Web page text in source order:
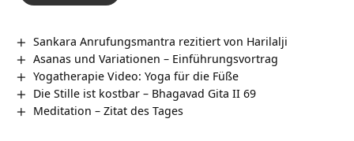
Sankara Anrufungsmantra rezitiert von Harilalji
Asanas und Variationen – Einführungsvortrag
Yogatherapie Video: Yoga für die Füße
Die Stille ist kostbar – Bhagavad Gita II 69
Meditation – Zitat des Tages